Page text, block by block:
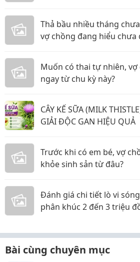
Thả bầu nhiều tháng
vợ chồng đang hiểu chưa
Muốn có thai tự nhiên,
ngay từ chu kỳ này?
CÂY KẾ SỮA (MILK
GIẢI ĐỘC GAN HIỆU QUẢ
Trước khi có em bé, vợ
khỏe sinh sản từ đâu?
Đánh giá chi tiết lò vi
phân khúc 2 đến 3 triệu
Bài cùng chuyên mục